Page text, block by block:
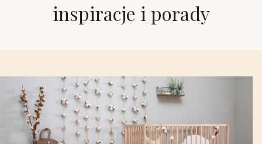
inspiracje i porady